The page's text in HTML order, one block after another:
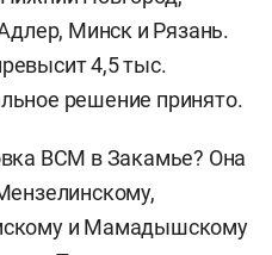
Минск и Рязань.
4,5 тыс.
решение принято.
ВСМ в Закамье? Она
и Мамадышскому